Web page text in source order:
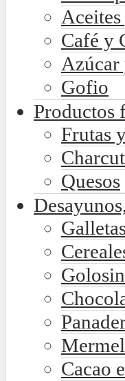
Café y
Azúcar
Gofio
Productos
Frutas
Quesos
Cacao